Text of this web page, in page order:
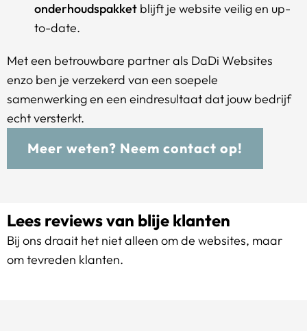
onderhoudspakket blijft je website veilig en up-
to-date.
Met een betrouwbare partner als DaDi Websites
enzo ben je verzekerd van een soepele
samenwerking en een eindresultaat dat jouw bedrijf
echt versterkt.
Meer weten? Neem contact op!
Lees reviews van blije klanten
Bij ons draait het niet alleen om de websites, maar
om tevreden klanten.